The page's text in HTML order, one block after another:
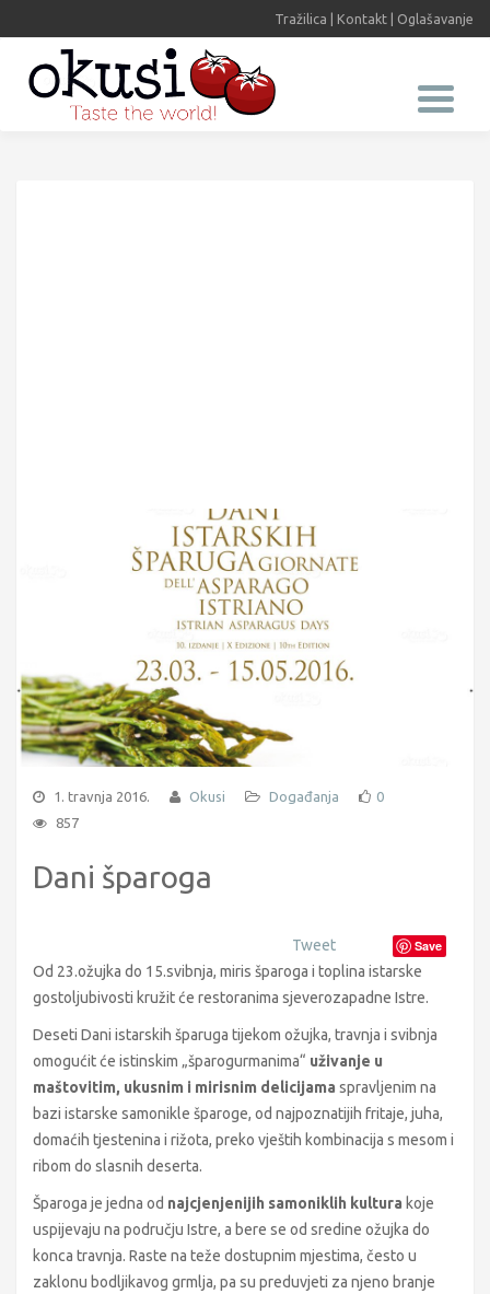
Tražilica Kontakt Oglašavanje
1. travnja 2016. Okusi Događanja
0
857
Dani šparoga
Tweet Save
Od 23.ožujka do 15.svibnja, miris šparoga i toplina istarske
gostoljubivosti kružit će restoranima sjeverozapadne Istre.
Deseti Dani istarskih šparuga tijekom ožujka, travnja i svibnja
omogućit će istinskim „šparogurmanima“ uživanje u
maštovitim, ukusnim i mirisnim delicijama spravljenim na
bazi istarske samonikle šparoge, od najpoznatijih fritaje, juha,
domaćih tjestenina i rižota, preko vještih kombinacija s mesom i
ribom do slasnih deserta.
Šparoga je jedna od najcjenjenijih samoniklih kultura koje
uspijevaju na području Istre, a bere se od sredine ožujka do
konca travnja. Raste na teže dostupnim mjestima, često u
zaklonu bodljikavog grmlja, pa su preduvjeti za njeno branje